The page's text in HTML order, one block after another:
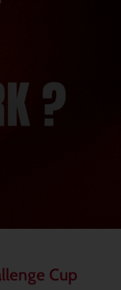
Cup